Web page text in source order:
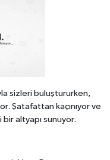
sizleri buluştururken,
Şatafattan kaçınıyor ve
altyapı sunuyor.